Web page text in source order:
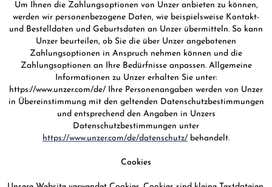
Um Ihnen die Zahlungsoptionen von Unzer anbieten zu können,
werden wir personenbezogene Daten, wie beispielsweise Kontakt-
und Bestelldaten und Geburtsdaten an Unzer übermitteln. So kann
Unzer beurteilen, ob Sie die über Unzer angebotenen
Zahlungsoptionen in Anspruch nehmen können und die
Zahlungsoptionen an Ihre Bedürfnisse anpassen. Allgemeine
Informationen zu Unzer erhalten Sie unter:
https://www.unzer.com/de/ Ihre Personenangaben werden von Unzer
in Übereinstimmung mit den geltenden Datenschutzbestimmungen
und entsprechend den Angaben in Unzers
Datenschutzbestimmungen unter
https://www.unzer.com/de/datenschutz/ behandelt.
Cookies